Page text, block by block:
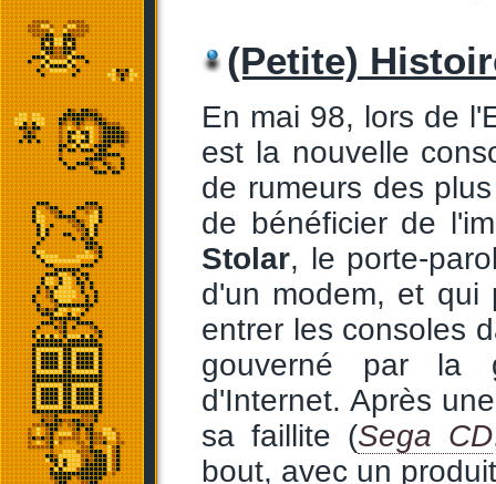
(Petite)
En mai 98, lors de
est la nouvelle
de rumeurs des
de bénéficier de
Stolar, le porte-
d'un modem, et qui
entrer les consoles
gouverné par la
d'Internet. Après
sa faillite (Sega CD
bout, avec un